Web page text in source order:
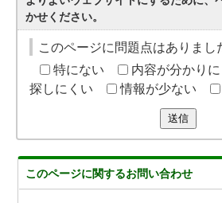
かせください。
このページに問題点はありまし
特にない
内容が分かり
探しにくい
情報が少ない
送信
このページに関するお問い合わせ